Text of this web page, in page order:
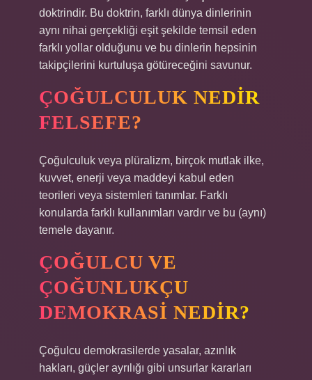
doktrindir. Bu doktrin, farklı dünya dinlerinin
aynı nihai gerçekliği eşit şekilde temsil eden
farklı yollar olduğunu ve bu dinlerin hepsinin
takipçilerini kurtuluşa götüreceğini savunur.
ÇOĞULCULUK NEDIR
FELSEFE?
Çoğulculuk veya plüralizm, birçok mutlak ilke,
kuvvet, enerji veya maddeyi kabul eden
teorileri veya sistemleri tanımlar. Farklı
konularda farklı kullanımları vardır ve bu (aynı)
temele dayanır.
ÇOĞULCU VE
ÇOĞUNLUKÇU
DEMOKRASI NEDIR?
Çoğulcu demokrasilerde yasalar, azınlık
hakları, güçler ayrılığı gibi unsurlar kararları